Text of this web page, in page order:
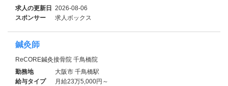
求人の更新日 2026-08-06
スポンサー
求人ボックス
鍼灸師
ReCORE鍼灸接骨院 千鳥橋院
勤務地
大阪市 千鳥橋駅
給与タイプ
月給23万5,000円～